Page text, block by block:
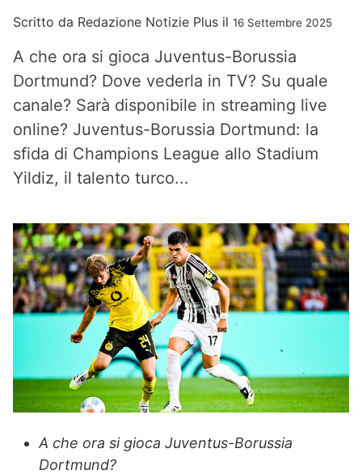
Scritto da Redazione Notizie Plus il 16 Settembre 2025
A che ora si gioca Juventus-Borussia
Dortmund? Dove vederla in TV? Su quale
canale? Sarà disponibile in streaming live
online? Juventus-Borussia Dortmund: la
sfida di Champions League allo Stadium
Yildiz, il talento turco...
A che ora si gioca Juventus-Borussia
Dortmund?